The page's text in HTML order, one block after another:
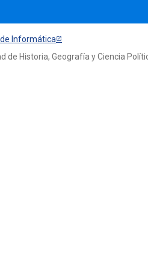
Informática
de Historia, Geografía y Ciencia